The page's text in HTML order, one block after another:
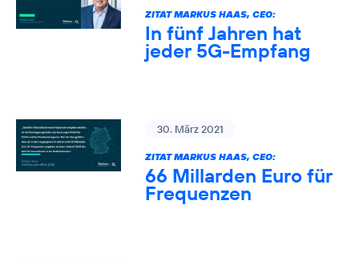
ZITAT MARKUS HAAS, CEO:
In fünf Jahren hat
jeder 5G-Empfang
30. März 2021
ZITAT MARKUS HAAS, CEO:
66 Millarden Euro für
Frequenzen